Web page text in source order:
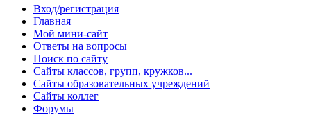
Вход/регистрация
Главная
Мой мини-сайт
Ответы на вопросы
Поиск по сайту
Сайты классов, групп, кружков...
Сайты образовательных учреждений
Сайты коллег
Форумы